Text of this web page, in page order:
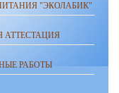
"ЭКОЛАБИК"
АТТЕСТАЦИЯ
РАБОТЫ